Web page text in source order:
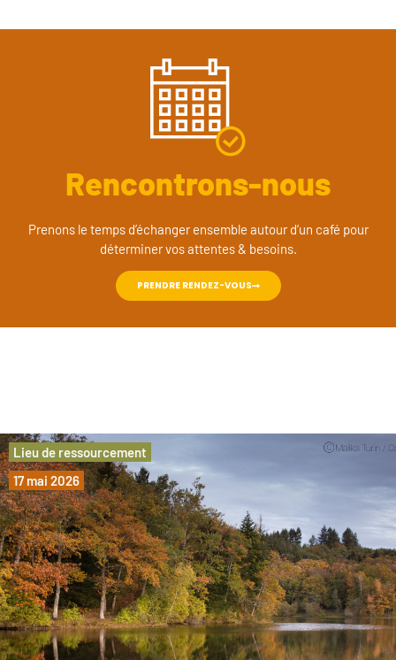
Rencontrons-nous
Prenons le temps d’échanger ensemble autour d’un café pour
déterminer vos attentes & besoins.
PRENDRE RENDEZ-VOUS
Lieu de ressourcement
17 mai 2026